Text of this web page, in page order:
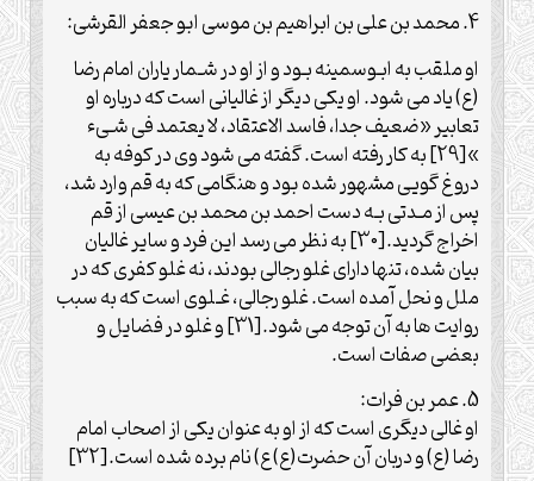
4. محمد بن علی بن ابراهیم بن موسی ابو جعفر القرشی:
او ملقب به ابـوسمینه بـود و از او در شـمار یاران امام رضا
(ع) یاد می شود. او یکی دیگر از غالیانی است که درباره او
تعابیر «ضعیف جدا، فاسد الاعتقاد، لا یعتمد فی شـیء
»[29] به کار رفته است. گفته می شود وی در کوفه به
دروغ گویی مشهور شده بود و هنگامی که به قم وارد شد،
پس از مـدتی بـه دست احمد بن محمد بن عیسی از قم
اخراج گردید.[30] به نظر می رسد این فرد و سایر غالیان
بیان شده، تنها دارای غلو رجالی بودند، نه غلو کفری که در
ملل و نحل آمده است. غلو رجالی، غـلوی است که به سبب
روایت ها به آن توجه می شود.[31] و غلو در فضایل و
بعضی صفات است.
5. عمر بن فرات:
او غالی دیگری است که از او به عنوان یکی از اصحاب امام
رضا (ع) و دربان آن حضرت(ع) ع) نام برده شده است.[32]